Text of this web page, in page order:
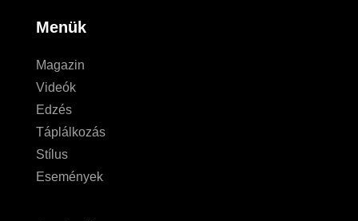
Menük
Magazin
Videók
Edzés
Táplálkozás
Stílus
Események